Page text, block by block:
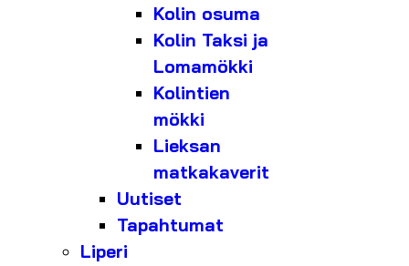
Kolin osuma
Kolin Taksi ja
Lomamökki
Kolintien
mökki
Lieksan
matkakaverit
Uutiset
Tapahtumat
Liperi